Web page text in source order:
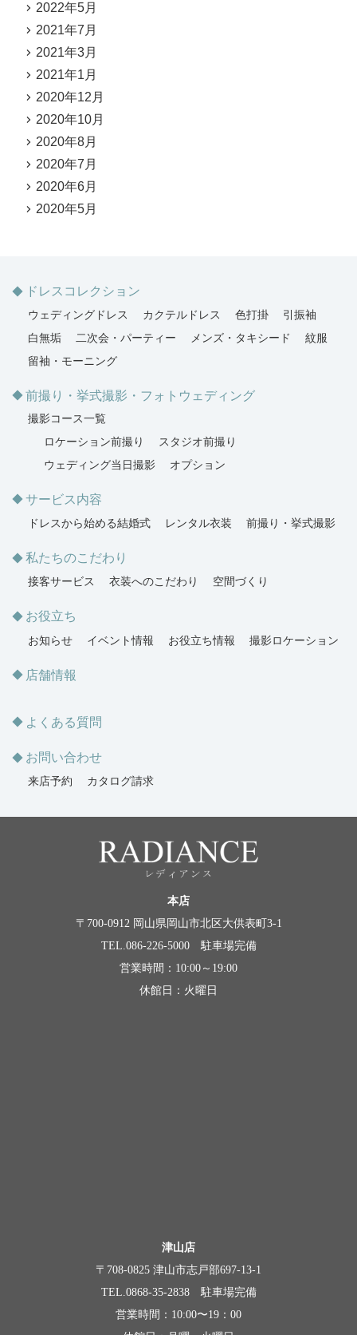
2022年5月
2021年7月
2021年3月
2021年1月
2020年12月
2020年10月
2020年8月
2020年7月
2020年6月
2020年5月
ドレスコレクション
ウェディングドレス カクテルドレス 色打掛
引振袖
白無垢
二次会・パーティー メンズ・タキシード
紋服
留袖・モーニング
前撮り・挙式撮影・フォトウェディング
撮影コース一覧
ロケーション前撮り
スタジオ前撮り
ウェディング当日撮影
オプション
サービス内容
ドレスから始める結婚式 レンタル衣装 前撮り・挙式撮影
私たちのこだわり
接客サービス 衣装へのこだわり 空間づくり
お役立ち
お知らせ イベント情報 お役立ち情報 撮影ロケーション
店舗情報
よくある質問
お問い合わせ
来店予約 カタログ請求
本店
〒700-0912 岡山県岡山市北区大供表町3-1
TEL.086-226-5000 駐車場完備
営業時間：10:00～19:00
休館日：火曜日
津山店
〒708-0825 津山市志戸部697-13-1
TEL.0868-35-2838 駐車場完備
営業時間：10:00〜19：00